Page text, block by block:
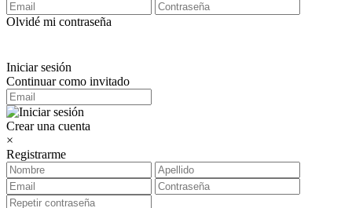
Olvidé mi contraseña
Iniciar sesión
Continuar como invitado
Crear una cuenta
×
Registrarme